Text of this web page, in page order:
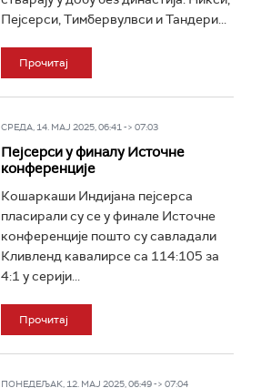
Пејсерси, Тимбервулвси и Тандери...
Прочитај
СРЕДА, 14. МАЈ 2025, 06:41 -> 07:03
Пејсерси у финалу Источне
конференције
Кошаркаши Индијана пејсерса
пласирали су се у финале Источне
конференције пошто су савладали
Кливленд кавалирсе са 114:105 за
4:1 у серији...
Прочитај
ПОНЕДЕЉАК, 12. МАЈ 2025, 06:49 -> 07:04